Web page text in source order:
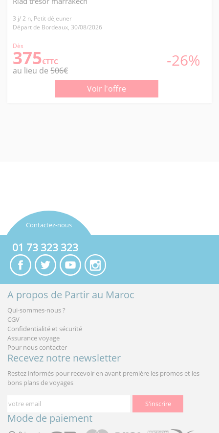
3 j/ 2 n, Petit déjeuner
Départ de Bordeaux, 30/08/2026
Dès
375€TTC -26%
au lieu de 506€
Voir l'offre
Contactez-nous
01 73 323 323
A propos de Partir au Maroc
Qui-sommes-nous ?
CGV
Confidentialité et sécurité
Assurance voyage
Pour nous contacter
Recevez notre newsletter
Restez informés pour recevoir en avant première les promos et les
bons plans de voyages
S'inscrire
Mode de paiement